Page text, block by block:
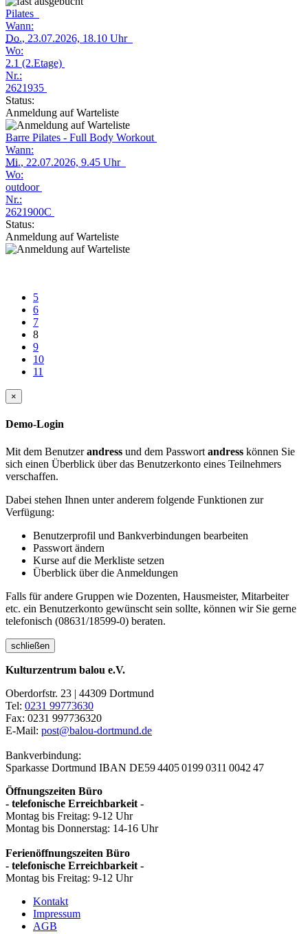
Pilates
Wann:
Do., 23.07.2026, 18.10 Uhr
Wo:
2.1 (2.Etage)
Nr.:
2621935
Status:
Anmeldung auf Warteliste
Barre Pilates - Full Body Workout
Wann:
Mi., 22.07.2026, 9.45 Uhr
Wo:
outdoor
Nr.:
2621900C
Status:
Anmeldung auf Warteliste
5
6
7
8
9
10
11
×
Demo-Login
Mit dem Benutzerandress und dem Passwort andress können Sie
sich einen Überblick über das Benutzerkonto eines Teilnehmers
verschaffen.
Dabei stehen Ihnen unter anderem folgende Funktionen zur
Verfügung:
Benutzerprofil und Bankverbindungen bearbeiten
Passwort ändern
Kurse auf die Merkliste setzen
Überblick über die Anmeldungen
Falls für andere Gruppen wie Dozenten, Hausmeister, Mitarbeiter
etc. ein Benutzerkonto gewünscht sein sollte, können wir Sie gerne
telefonisch (08631/18599-0) beraten.
schließen
Kulturzentrum balou e.V.
Oberdorfstr. 23 | 44309 Dortmund
Tel: 0231 99773630
Fax: 0231 997736320
E-Mail: post@balou-dortmund.de
Bankverbindung:
Sparkasse Dortmund IBAN DE59 4405 0199 0311 0042 47
Öffnungszeiten Büro
- telefonische Erreichbarkeit -
Montag bis Freitag: 9-12 Uhr
Montag bis Donnerstag: 14-16 Uhr
Ferienöffnungszeiten Büro
- telefonische Erreichbarkeit -
Montag bis Freitag: 9-12 Uhr
Kontakt
Impressum
AGB